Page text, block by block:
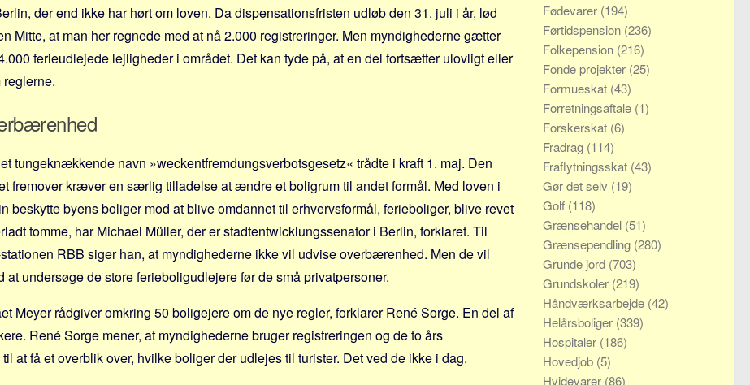
der end ikke har hørt om loven. Da dispensations­fristen udløb den 31. juli i år, lød
Mitte, at man her regnede med at nå 2.000 registreringer. Men myndighederne gætter
ferieudlejede lejligheder i området. Det kan tyde på, at en del fortsætter ulovligt eller
tungeknækkende navn »weckentfremdungsverbotsgesetz« trådte i kraft 1. maj. Den
fremover kræver en særlig tilladelse at ændre et bolig­rum til andet formål. Med loven i
beskytte byens boliger mod at blive omdannet til erhvervsformål, ferieboliger, blive revet
tomme, har Michael Müller, der er stadtent­wicklungssenator i Berlin, forklaret. Til
RBB siger han, at myndighederne ikke vil udvise overbærenhed. Men de vil
at undersøge de store ferieboligudlejere før de små privatpersoner.
Meyer rådgiver omkring 50 boligejere om de nye regler, forklarer René Sorge. En del af
René Sorge mener, at myndighederne bruger registreringen og de to års
at få et overblik over, hvilke boliger der udlejes til turister. Det ved de ikke i dag.
Fødevarer (194)
Førtidspension (236)
Folkepension (216)
Fonde projekter (25)
Formueskat (43)
Forretningsaftale (1)
Forskerskat (6)
Fradrag (114)
Fraflytningsskat (43)
Gør det selv (19)
Golf (118)
Grænsehandel (51)
Grænsependling (280)
Grunde jord (703)
Grundskoler (219)
Håndværksarbejde (42)
Helårsboliger (339)
Hospitaler (186)
Hovedjob (5)
Hvidevarer (86)